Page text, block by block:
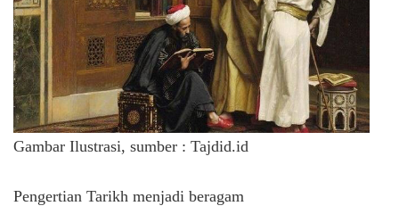
Gambar Ilustrasi, sumber : Tajdid.id
Pengertian Tarikh menjadi beragam